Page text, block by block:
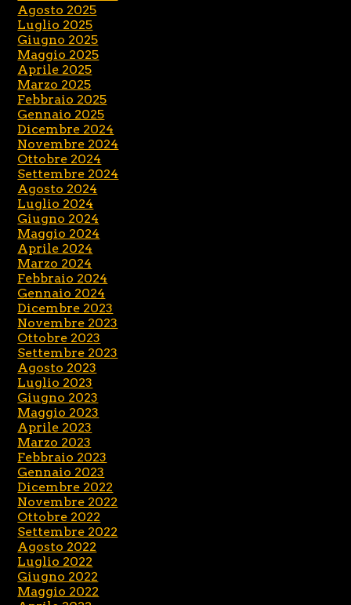
Agosto 2025
Luglio 2025
Giugno 2025
Maggio 2025
Aprile 2025
Marzo 2025
Febbraio 2025
Gennaio 2025
Dicembre 2024
Novembre 2024
Ottobre 2024
Settembre 2024
Agosto 2024
Luglio 2024
Giugno 2024
Maggio 2024
Aprile 2024
Marzo 2024
Febbraio 2024
Gennaio 2024
Dicembre 2023
Novembre 2023
Ottobre 2023
Settembre 2023
Agosto 2023
Luglio 2023
Giugno 2023
Maggio 2023
Aprile 2023
Marzo 2023
Febbraio 2023
Gennaio 2023
Dicembre 2022
Novembre 2022
Ottobre 2022
Settembre 2022
Agosto 2022
Luglio 2022
Giugno 2022
Maggio 2022